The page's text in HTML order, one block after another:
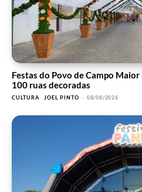
Festas do Povo de Campo
100 ruas decoradas
CULTURA JOEL PINTO - 08/08/2026